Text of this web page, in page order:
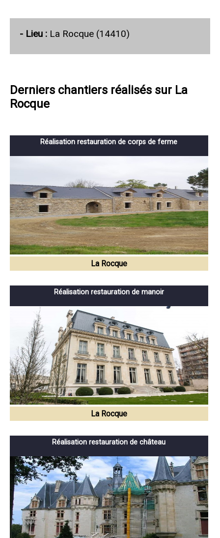
- Lieu : La Rocque (14410)
Derniers chantiers réalisés sur La
Rocque
Réalisation restauration de corps de ferme
La Rocque
Réalisation restauration de manoir
La Rocque
Réalisation restauration de château